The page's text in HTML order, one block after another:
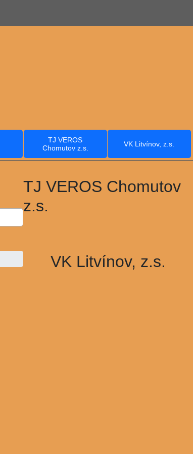
TJ VEROS
Chomutov z.s.
VK Litvínov, z.s.
TJ VEROS Chomutov
z.s.
VK Litvínov, z.s.